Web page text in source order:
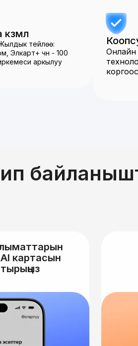
тейлөө:
Элкарт+ үчүн - 100
аркылуу
Онлайн
картасын